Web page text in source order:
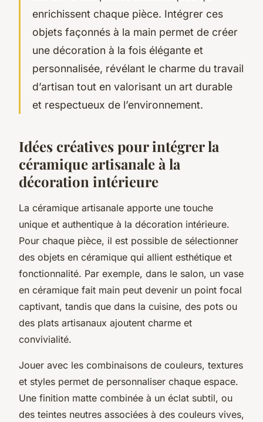
enrichissent chaque pièce. Intégrer ces
objets façonnés à la main permet de créer
une décoration à la fois élégante et
personnalisée, révélant le charme du travail
d’artisan tout en valorisant un art durable
et respectueux de l’environnement.
Idées créatives pour intégrer la
céramique artisanale à la
décoration intérieure
La céramique artisanale apporte une touche
unique et authentique à la décoration intérieure.
Pour chaque pièce, il est possible de sélectionner
des objets en céramique qui allient esthétique et
fonctionnalité. Par exemple, dans le salon, un vase
en céramique fait main peut devenir un point focal
captivant, tandis que dans la cuisine, des pots ou
des plats artisanaux ajoutent charme et
convivialité.
Jouer avec les combinaisons de couleurs, textures
et styles permet de personnaliser chaque espace.
Une finition matte combinée à un éclat subtil, ou
des teintes neutres associées à des couleurs vives,